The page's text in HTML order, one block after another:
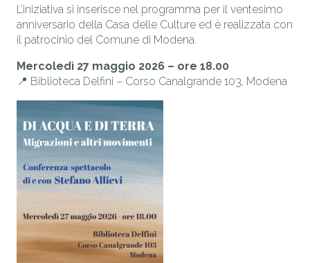
L’iniziativa si inserisce nel programma per il ventesimo
anniversario della Casa delle Culture ed è realizzata con
il patrocinio del Comune di Modena.
Mercoledì 27 maggio 2026 – ore 18.00
📍 Biblioteca Delfini – Corso Canalgrande 103, Modena